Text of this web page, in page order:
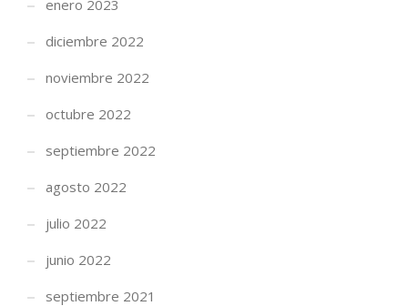
enero 2023
diciembre 2022
noviembre 2022
octubre 2022
septiembre 2022
agosto 2022
julio 2022
junio 2022
septiembre 2021